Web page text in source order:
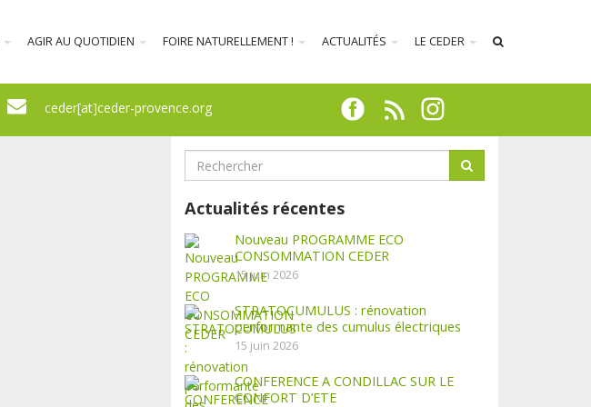
AGIR AU QUOTIDIEN FOIRE NATURELLEMENT ! ACTUALITÉS LE CEDER
ceder[at]ceder-provence.org
Actualités récentes
Nouveau PROGRAMME ECO
CONSOMMATION CEDER
15 juin 2026
STRATOCUMULUS : rénovation
performante des cumulus électriques
15 juin 2026
CONFERENCE A CONDILLAC SUR LE
CONFORT D’ETE